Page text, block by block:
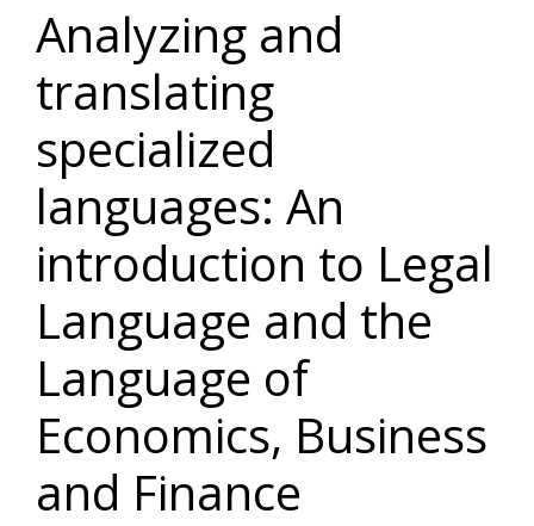
Analyzing and
translating
specialized
languages: An
introduction to Legal
Language and the
Language of
Economics, Business
and Finance